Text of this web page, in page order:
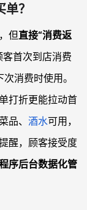
？
但直接“消费返
首次到店消费
消费时使用。
打折更能拉动首
品、 酒水可用，
醒，顾客接受度
序后台数据化管